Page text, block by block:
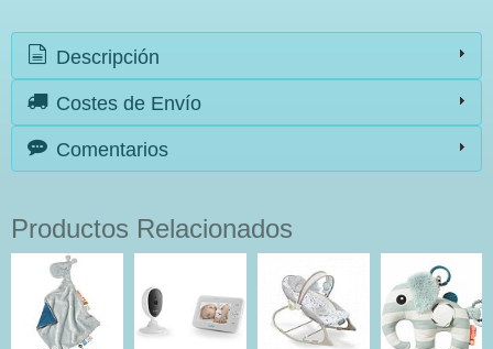
Descripción
Costes de Envío
Comentarios
Productos Relacionados